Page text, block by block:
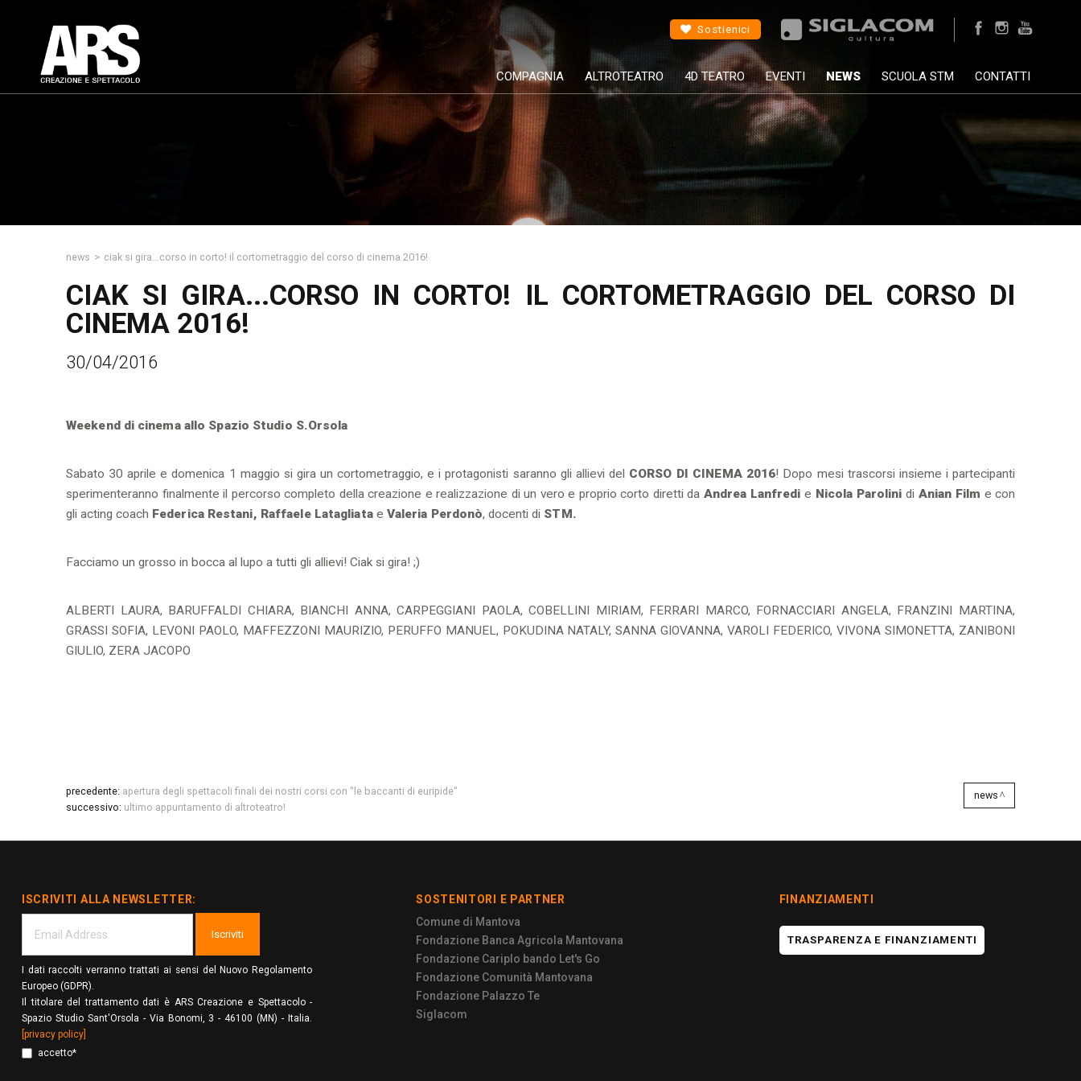
Sostienici
COMPAGNIA ALTROTEATRO 4D TEATRO EVENTI NEWS SCUOLA STM CONTATTI
news > ciak si gira...corso in corto! il cortometraggio del corso di cinema 2016!
CIAK SI GIRA...CORSO IN CORTO! IL CORTOMETRAGGIO DEL CORSO DI
CINEMA 2016!
30/04/2016
Weekend di cinema allo Spazio Studio S.Orsola
Sabato 30 aprile e domenica 1 maggio si gira un cortometraggio, e i protagonisti saranno gli allievi del CORSO DI CINEMA 2016! Dopo mesi trascorsi insieme i partecipanti
sperimenteranno finalmente il percorso completo della creazione e realizzazione di un vero e proprio corto diretti da Andrea Lanfredi e Nicola Parolini di Anian Film e con
gli acting coach Federica Restani, Raffaele Latagliatae Valeria Perdonò, docenti di STM.
Facciamo un grosso in bocca al lupo a tutti gli allievi! Ciak si gira! ;)
ALBERTI LAURA, BARUFFALDI CHIARA, BIANCHI ANNA, CARPEGGIANI PAOLA, COBELLINI MIRIAM, FERRARI MARCO, FORNACCIARI ANGELA, FRANZINI MARTINA,
GRASSI SOFIA, LEVONI PAOLO, MAFFEZZONI MAURIZIO, PERUFFO MANUEL, POKUDINA NATALY, SANNA GIOVANNA, VAROLI FEDERICO, VIVONA SIMONETTA, ZANIBONI
GIULIO, ZERA JACOPO
precedente: apertura degli spettacoli finali dei nostri corsi con "le baccanti di euripide"
successivo: ultimo appuntamento di altroteatro!
news
ISCRIVITI ALLA NEWSLETTER:
Iscriviti
I dati raccolti verranno trattati ai sensi del Nuovo Regolamento
Europeo (GDPR).
Il titolare del trattamento dati è ARS Creazione e Spettacolo -
Spazio Studio Sant'Orsola - Via Bonomi, 3 - 46100 (MN) - Italia.
[privacy policy]
accetto*
SOSTENITORI E PARTNER
Comune di Mantova
Fondazione Banca Agricola Mantovana
Fondazione Cariplo bando Let's Go
Fondazione Comunità Mantovana
Fondazione Palazzo Te
Siglacom
FINANZIAMENTI
TRASPARENZA E FINANZIAMENTI